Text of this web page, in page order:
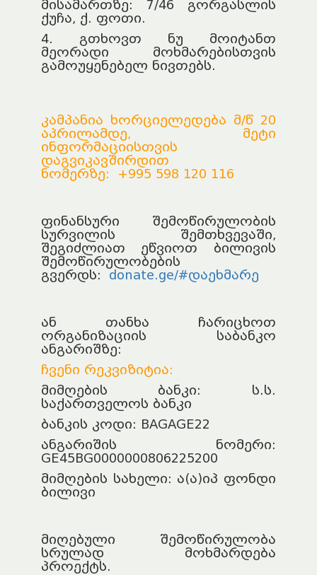
მისამართზე: 7/46 გორგასლის
ქუჩა, ქ. ფოთი.
4. გთხოვთ ნუ მოიტანთ
მეორადი მოხმარებისთვის
გამოუყენებელ ნივთებს.
კამპანია ხორციელედება მ/წ 20
აპრილამდე, მეტი
ინფორმაციისთვის
დაგვიკავშირდით
ნომერზე: +995 598 120 116
ფინანსური შემოწირულობის
სურვილის შემთხვევაში,
შეგიძლიათ ეწვიოთ ბილივის
შემოწირულობების
გვერდს: donate.ge/#დაეხმარე
ან თანხა ჩარიცხოთ
ორგანიზაციის საბანკო
ანგარიშზე:
ჩვენი რეკვიზიტია:
მიმღების ბანკი: ს.ს.
საქართველოს ბანკი
ბანკის კოდი: BAGAGE22
ანგარიშის ნომერი:
GE45BG0000000806225200
მიმღების სახელი: ა(ა)იპ ფონდი
ბილივი
მიღებული შემოწირულობა
სრულად მოხმარდება
პროექტს.